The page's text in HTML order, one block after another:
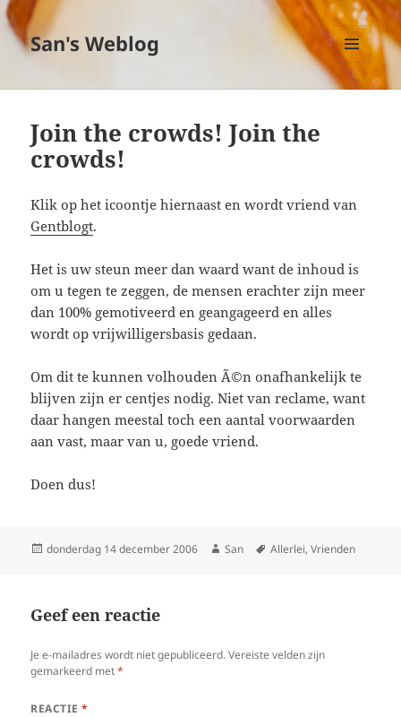
San's Weblog
MENU
EN
Join the crowds! Join the
crowds!
Klik op het icoontje hiernaast en wordt vriend van
Gentblogt.
Het is uw steun meer dan waard want de inhoud is
om u tegen te zeggen, de mensen erachter zijn meer
dan 100% gemotiveerd en geangageerd en alles
wordt op vrijwilligersbasis gedaan.
Om dit te kunnen volhouden Ã©n onafhankelijk te
blijven zijn er centjes nodig. Niet van reclame, want
daar hangen meestal toch een aantal voorwaarden
aan vast, maar van u, goede vriend.
Doen dus!
Geplaatst
donderdag 14 december 2006 Auteur
San Tags
Allerlei,Vrienden
Geef een reactie
Je e-mailadres wordt niet gepubliceerd. Vereiste velden zijn
gemarkeerd met*
REACTIE*